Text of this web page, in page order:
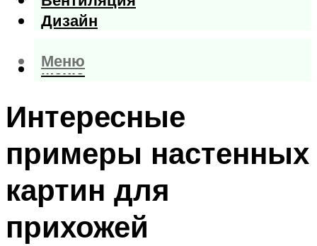
Дизайн
Меню
Меню
Интересные
примеры настенных
картин для
прихожей